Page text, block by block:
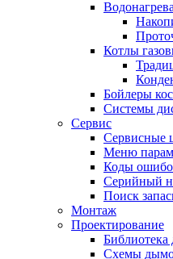
Котлы
Бойлеры
Системы
Сервис
Сервисные
Меню
Коды
Серийный
Поиск
Монтаж
Проектирование
Библиотека
Схемы